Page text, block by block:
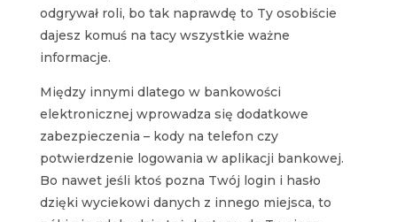
odgrywał roli, bo tak naprawdę to Ty osobiście
dajesz komuś na tacy wszystkie ważne
informacje.
Między innymi dlatego w bankowości
elektronicznej wprowadza się dodatkowe
zabezpieczenia – kody na telefon czy
potwierdzenie logowania w aplikacji bankowej.
Bo nawet jeśli ktoś pozna Twój login i hasło
dzięki wyciekowi danych z innego miejsca, to